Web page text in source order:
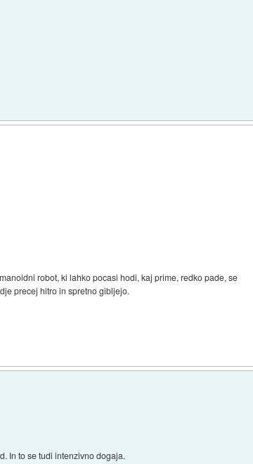
robot, ki lahko pocasi hodi, kaj prime, redko pade, se
precej hitro in spretno gibljejo.
In to se tudi intenzivno dogaja.